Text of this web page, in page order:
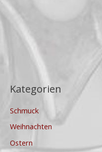
Kategorien
Schmuck
Weihnachten
Ostern